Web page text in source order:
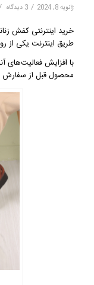
ژانویه 8, 2024 / 3 دیدگاه
خرید اینترنتی کفش
طریق اینترنت یکی
با افزایش فعالیت‌های
محصول قبل از سفارش